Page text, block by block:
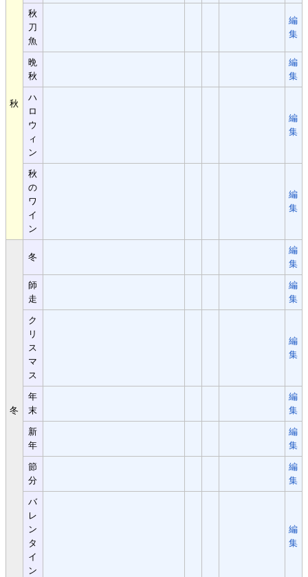
秋
秋
刀
魚
編
集
晩
秋
編
集
ハ
ロ
ウ
ィ
ン
編
集
秋
の
ワ
イ
ン
編
集
冬
冬
編
集
師
走
編
集
ク
リ
ス
マ
ス
編
集
年
末
編
集
新
年
編
集
節
分
編
集
バ
レ
ン
タ
イ
ン
編
集